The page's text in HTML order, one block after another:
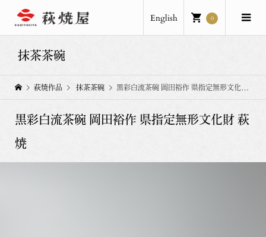
English 0
抹茶茶碗
萩焼作品 抹茶茶碗 黒彩白流茶碗 岡田裕作 県指定無形文化財 萩焼
黒彩白流茶碗 岡田裕作 県指定無形文化財 萩
焼